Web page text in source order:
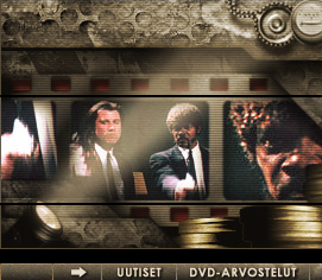
Hyppää pääsisältöön